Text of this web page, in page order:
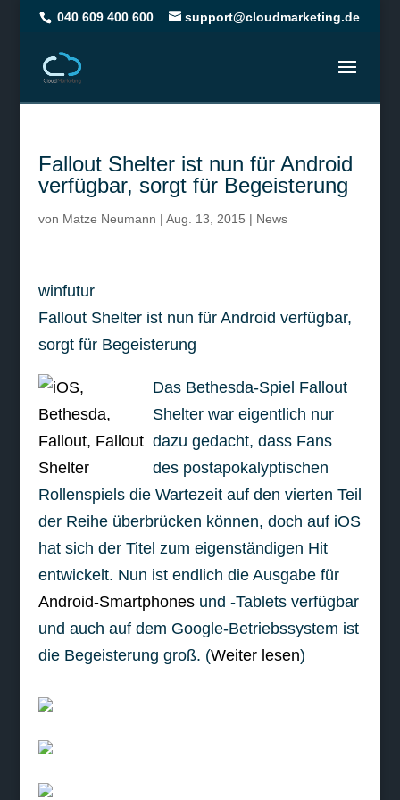
040 609 400 600 support@cloudmarketing.de
Fallout Shelter ist nun für Android
verfügbar, sorgt für Begeisterung
von Matze Neumann | Aug. 13, 2015 | News
winfutur
Fallout Shelter ist nun für Android verfügbar,
sorgt für Begeisterung
Das Bethesda-Spiel Fallout
Shelter war eigentlich nur
dazu gedacht, dass Fans
des postapokalyptischen
Rollenspiels die Wartezeit auf den vierten Teil
der Reihe überbrücken können, doch auf iOS
hat sich der Titel zum eigenständigen Hit
entwickelt. Nun ist endlich die Ausgabe für
Android-Smartphonesund -Tablets verfügbar
und auch auf dem Google-Betriebssystem ist
die Begeisterung groß. (Weiter lesen)